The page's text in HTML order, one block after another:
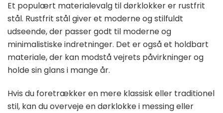
Et populært materialevalg til dørklokker er rustfrit
stål. Rustfrit stål giver et moderne og stilfuldt
udseende, der passer godt til moderne og
minimalistiske indretninger. Det er også et holdbart
materiale, der kan modstå vejrets påvirkninger og
holde sin glans i mange år.
Hvis du foretrækker en mere klassisk eller traditionel
stil, kan du overveje en dørklokke i messing eller